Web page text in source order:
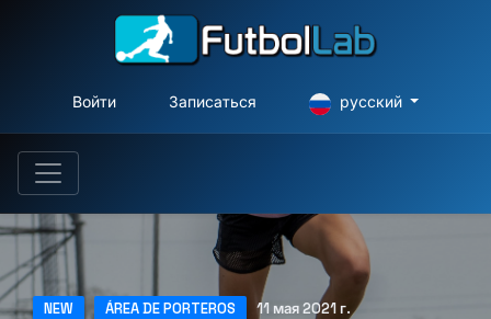
Войти Записаться русский
NEW ÁREA DE PORTEROS 11 мая 2021 г.